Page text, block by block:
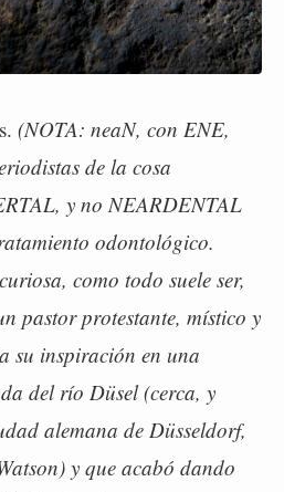
(NOTA: neaN, con ENE,
de la cosa
y no NEARDENTAL
odontológico.
como todo suele ser,
pastor protestante, místico y
su inspiración en una
del río Düsel (cerca, y
alemana de Düsseldorf,
y que acabó dando